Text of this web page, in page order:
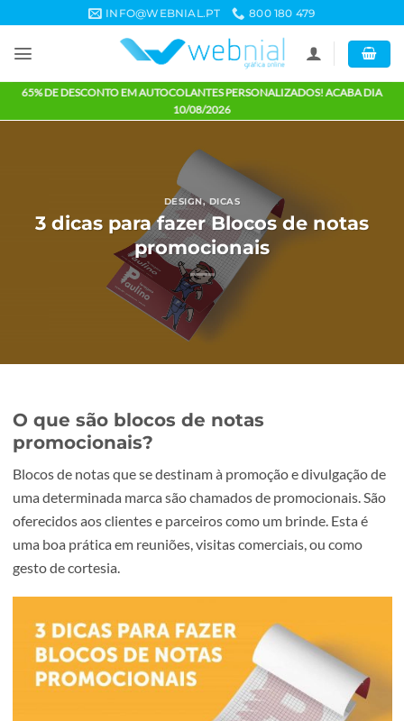
content
INFO@WEBNIAL.PT 800 180 479
65% DE DESCONTO EM AUTOCOLANTES PERSONALIZADOS!
10/08/2026
DESIGN,DICAS
3 dicas para fazer Blocos de
promocionais
O que são blocos de notas
promocionais?
Blocos de notas que se destinam à promoção e
uma determinada marca são chamados de promocionais.
oferecidos aos clientes e parceiros como um brinde. Esta
gesto de cortesia.